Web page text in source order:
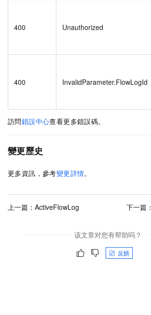
400 Unauthorized
400 InvalidParameter.FlowLogId
訪問錯誤中心查看更多錯誤碼。
變更歷史
更多資訊，參考變更詳情。
上一篇： ActiveFlowLog 下一篇：
该文章对您有帮助吗？
反饋